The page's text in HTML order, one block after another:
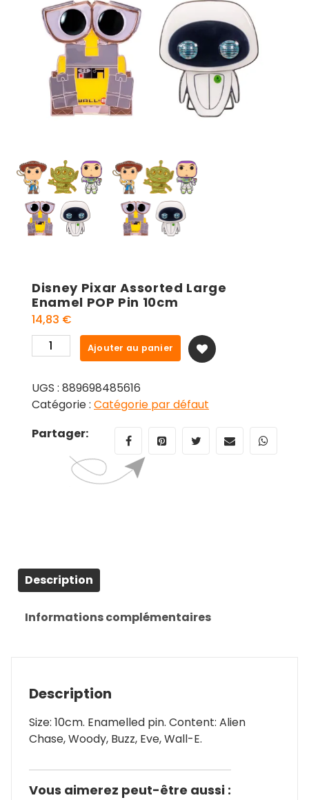
Disney Pixar Assorted Large
Enamel POP Pin 10cm
14,83 €
quantité
de
Pixar
Assorted
Enamel
Ajouter au panier
UGS : 889698485616
Catégorie : Catégorie par défaut
Partager:
Description
Informations complémentaires
Description
Size: 10cm. Enamelled pin. Content: Alien
Chase, Woody, Buzz, Eve, Wall-E.
Vous aimerez peut-être aussi :